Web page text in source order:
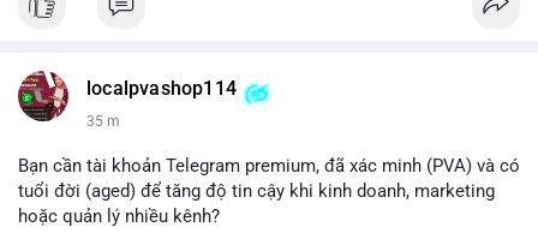
localpvashop114
35 m
Bạn cần tài khoản Telegram premium, đã xác minh (PVA) và có
tuổi đời (aged) để tăng độ tin cậy khi kinh doanh, marketing
hoặc quản lý nhiều kênh?